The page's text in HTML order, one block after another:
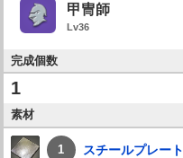
甲冑師
Lv36
完成個数
1
素材
1 スチールプレート